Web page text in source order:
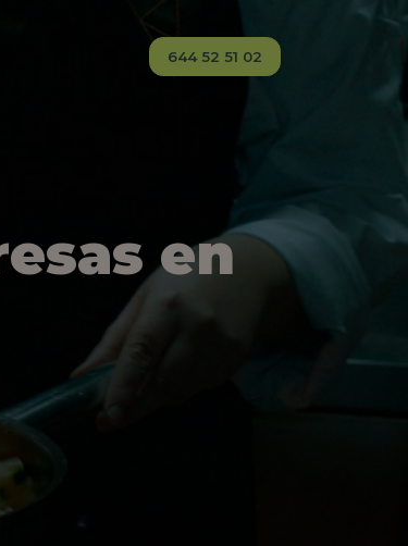
644 52 51 02
en